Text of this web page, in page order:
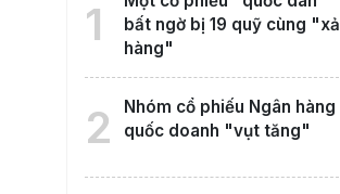
1
bất ngờ bị 19 quỹ cùng "xả
hàng"
2
Nhóm cổ phiếu Ngân hàng
quốc doanh "vụt tăng"